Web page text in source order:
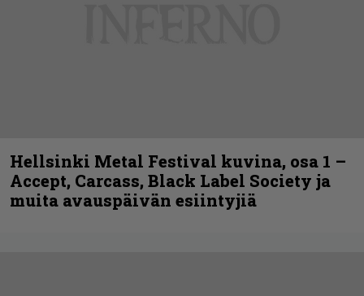
Hellsinki Metal Festival kuvina, osa 1 –
Accept, Carcass, Black Label Society ja
muita avauspäivän esiintyjiä